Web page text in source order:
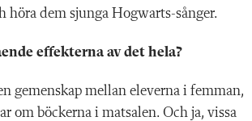
höra dem sjunga Hogwarts-sånger.
effekterna av det hela?
gemenskap mellan eleverna i femman,
om böckerna i matsalen. Och ja, vissa